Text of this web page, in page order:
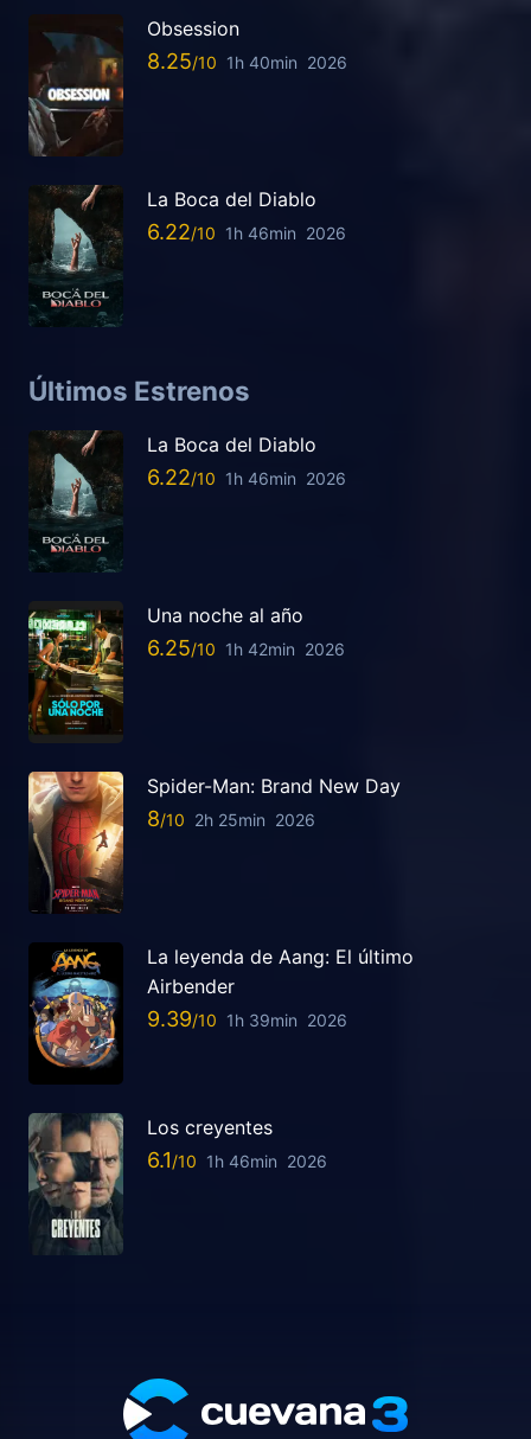
Obsession
8.25 1h 40min 2026
La Boca del Diablo
6.22 1h 46min 2026
Últimos Estrenos
La Boca del Diablo
6.22 1h 46min 2026
Una noche al año
6.25 1h 42min 2026
Spider-Man: Brand New Day
8 2h 25min 2026
La leyenda de Aang: El último
Airbender
9.39 1h 39min 2026
Los creyentes
6.1 1h 46min 2026